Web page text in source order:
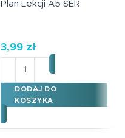
Plan Lekcji A5 SER
3,99 zł
ilość Plan Lekcji A5 SER
DODAJ DO
KOSZYKA